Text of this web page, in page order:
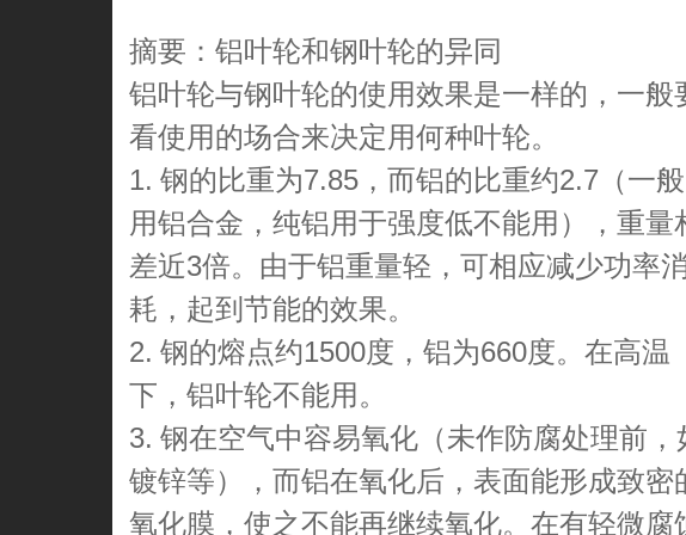
摘要：铝叶轮和钢叶轮的异同
铝叶轮与钢叶轮的使用效果是一样的，一般
看使用的场合来决定用何种叶轮。
1. 钢的比重为7.85，而铝的比重约2.7（一般
用铝合金，纯铝用于强度低不能用），重量
差近3倍。由于铝重量轻，可相应减少功率
耗，起到节能的效果。
2. 钢的熔点约1500度，铝为660度。在高温
下，铝叶轮不能用。
3. 钢在空气中容易氧化（未作防腐处理前，
镀锌等），而铝在氧化后，表面能形成致密
氧化膜，使之不能再继续氧化。在有轻微腐